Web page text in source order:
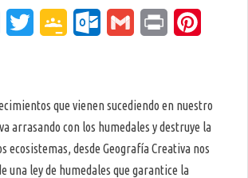
Messenger
Twitter Google Outlook.com
Gmail Print
que vienen sucediendo en nuestro
arrasando con los humedales y destruye la
ecosistemas, desde Geografía Creativa nos
una ley de humedales que garantice la